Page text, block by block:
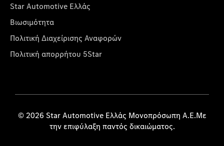
Star Automotive Ελλάς
Βιωσιμότητα
Πολιτική Διαχείρισης Αναφορών
Πολιτική απορρήτου 5Star
© 2026 Star Automotive Ελλάς Μονοπρόσωπη Α.Ε.Με
την επιφύλαξη παντός δικαιώματος.